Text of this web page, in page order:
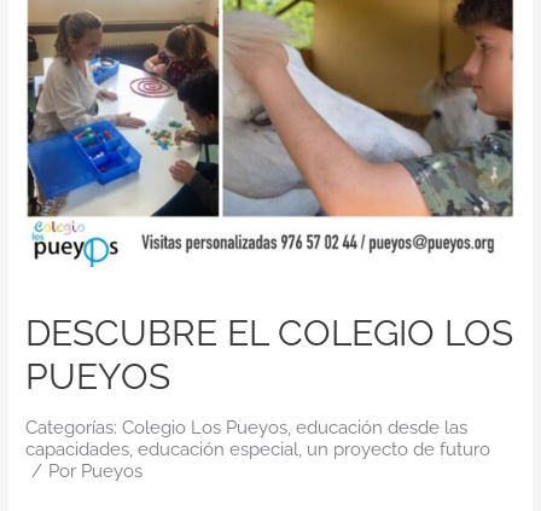
Contacto
DESCUBRE EL COLEGIO LOS
PUEYOS
Categorías: Colegio Los Pueyos, educación desde las
capacidades, educación especial, un proyecto de futuro
/ Por Pueyos